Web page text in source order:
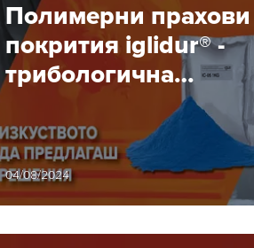
Полимерни прахови
покрития iglidur® -
трибологична
оптимизация за
силно натоварени
повърхности
04/08/2024